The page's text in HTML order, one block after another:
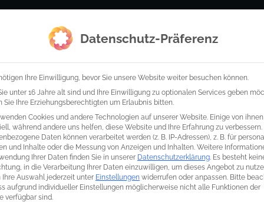
Startseite
Datenschutz-Präferenz
Ihre Einwilligung, bevor Sie unsere Website weiter besuchen können.
unter 16 Jahre alt sind und Ihre Einwilligung zu optionalen Services geben
Sie Ihre Erziehungsberechtigten um Erlaubnis bitten.
Cookies und andere Technologien auf unserer Website. Einige von
während andere uns helfen, diese Website und Ihre Erfahrung zu verbessern.
Daten können verarbeitet werden (z. B. IP-Adressen), z. B. für
und Inhalte oder die Messung von Anzeigen und Inhalten. Weitere
Ihrer Daten finden Sie in unserer Datenschutzerklärung. Es besteht
in die Verarbeitung Ihrer Daten einzuwilligen, um dieses Angebot zu
Ihre Auswahl jederzeit unter Einstellungen widerrufen oder anpassen. Bitte
aufgrund individueller Einstellungen möglicherweise nicht alle Funktionen der
verfügbar sind.